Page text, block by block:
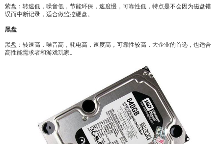
紫盘：转速低，噪音低，节能环保，速度慢，可靠性低，特点是不会因为磁盘错
误而中断记录，适合做监控硬盘。
黑盘
黑盘：转速高，噪音高，耗电高，速度高，可靠性较高，大企业的首选，也适合
高性能需求者和游戏玩家。